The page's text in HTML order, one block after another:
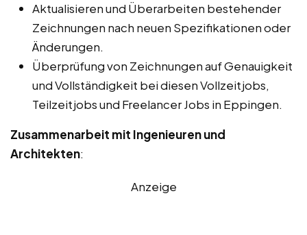
Aktualisieren und Überarbeiten bestehender
Zeichnungen nach neuen Spezifikationen oder
Änderungen.
Überprüfung von Zeichnungen auf Genauigkeit
und Vollständigkeit bei diesen Vollzeitjobs,
Teilzeitjobs und Freelancer Jobs in Eppingen.
Zusammenarbeit mit Ingenieuren und
Architekten:
Anzeige